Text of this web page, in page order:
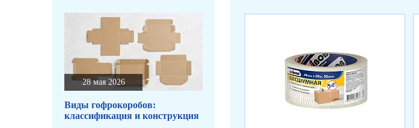
28 мая 2026
Виды гофрокоробов:
классификация и конструкция